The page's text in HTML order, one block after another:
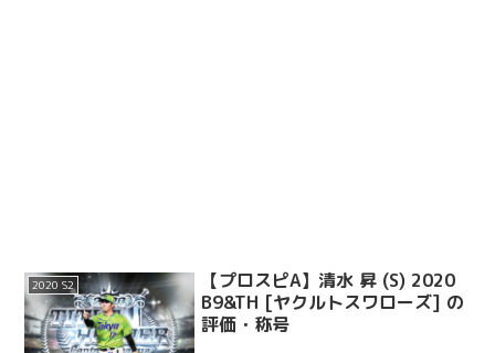
2020 S2
【プロスピA】清水 昇 (S) 2020
B9&TH [ヤクルトスワローズ] の
評価・称号